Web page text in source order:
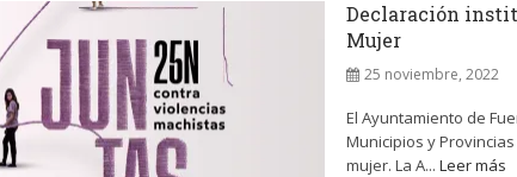
Declaración
Mujer
25 noviembre, 2022
El Ayuntamiento de
Municipios y
mujer. La A... Leer más